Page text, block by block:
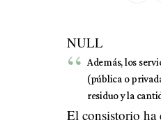
NULL
Además, los
(pública o
residuo y la
El consistorio ha